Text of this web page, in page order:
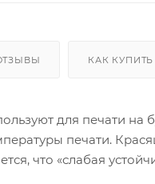
КАК КУПИТЬ
для печати
печати.
что «слабая